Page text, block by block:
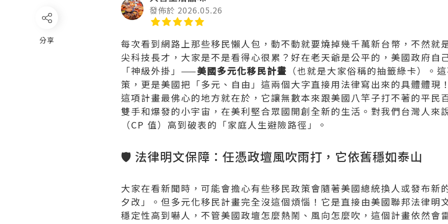
分享
發佈於 2026.05.26
每次看到網路上那些移民懶人包，動不動就要燒掉幾千萬新台幣，不然就
尖科技長才，大家是不是看得心很累？好在老天爺是公平的，美國政府自
「神級外掛」——美國多元化移民計畫 （也就是大家俗稱的抽籤綠卡）。
策，更是美國把「多元、自由」這兩個大字直接用法律寫出來的具體體現
這項計畫最佛心的地方就在於，它讓無數本來跟美國八竿子打不著的平民
雙手和爆發的小宇宙，在美利堅合眾國開創全新的生活。對我們台灣人來
（CP 值）高到破表的「家庭人生避險路徑」。
🛡️ 法律明文保障：任憑政壇風吹雨打，它依舊穩如泰山
大家在看新聞時，可能會擔心有些移民政策會隨著美國總統換人或發布新
夕改」。但多元化移民計畫完全沒這個煩惱！它是直接由美國聯邦法律明
穩定性高到嚇人，不管美國政壇怎麼熱鬧、風向怎麼吹，這個計畫依然會